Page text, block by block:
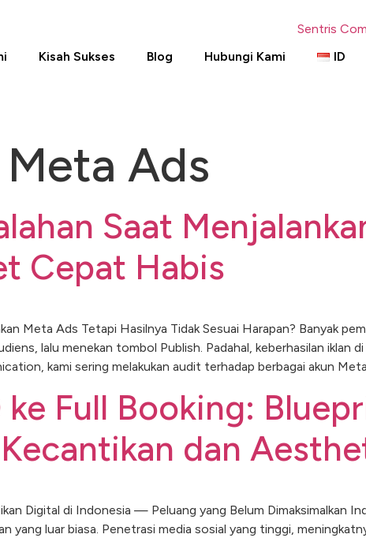
Kisah Sukses Blog Hubungi Kami ID
Meta Ads
Saat
Cepat Habis
Meta Ads Tetapi Hasilnya Tidak Sesuai Harapan? Banyak
lalu menekan tombol Publish. Padahal, keberhasilan
kami sering melakukan audit terhadap berbagai akun
ke Full Booking:
dan
Digital di Indonesia — Peluang yang Belum Dimaksimalkan
yang luar biasa. Penetrasi media sosial yang tinggi,